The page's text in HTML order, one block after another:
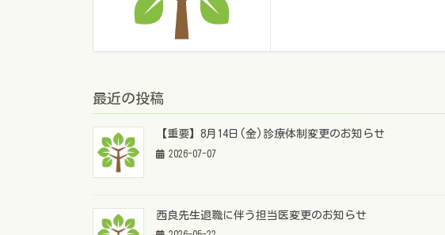
最近の投稿
【重要】8月14日(金)診療体制変更のお知らせ
2026-07-07
西良先生退職に伴う担当医変更のお知らせ